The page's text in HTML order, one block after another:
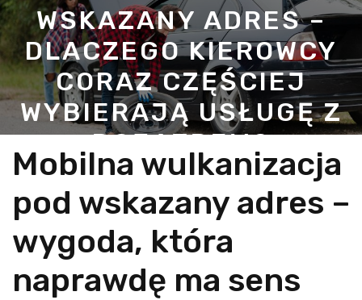
WSKAZANY ADRES –
DLACZEGO KIEROWCY
CORAZ CZĘŚCIEJ
WYBIERAJĄ USŁUGĘ Z
DOJAZDEM?
Mobilna wulkanizacja
pod wskazany adres –
wygoda, która
naprawdę ma sens